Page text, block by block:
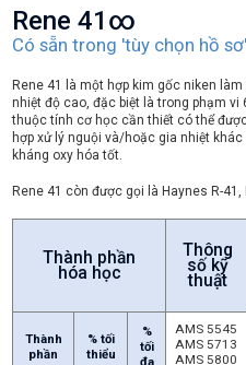
Rene 41∞
Có sẵn trong 'tùy chọn hồ sơ'
Rene 41 là một hợp kim gốc niken
nhiệt độ cao, đặc biệt là trong phạm
thuộc tính cơ học cần thiết có thể
hợp xử lý nguội và/hoặc gia nhiệt
kháng oxy hóa tốt.
Rene 41 còn được gọi là Haynes R-
Thành phần
hóa học
Thông
số kỹ
thuật
Thành
phần
% tối
thiểu
%
tối
đa
AMS 5545
AMS 5713
AMS 5800